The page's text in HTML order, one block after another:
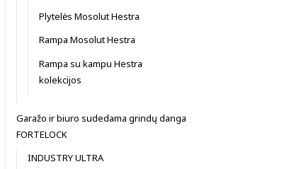
Plytelės Mosolut Hestra
Rampa Mosolut Hestra
Rampa su kampu Hestra
kolekcijos
Garažo ir biuro sudedama grindų danga
FORTELOCK
INDUSTRY ULTRA